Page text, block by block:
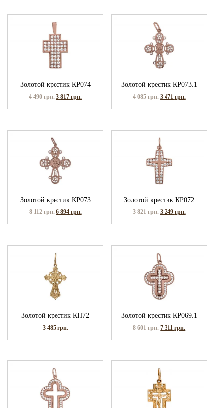
Золотой крестик КР074
4 490грн. 3 817грн.
Золотой крестик КР073.1
4 085грн. 3 471 грн.
Золотой крестик КР073
8 112грн. 6 894 грн.
Золотой крестик КР072
3 821грн. 3 249 грн.
Золотой крестик КП72
3 485 грн.
Золотой крестик КР069.1
8 601грн. 7 311грн.